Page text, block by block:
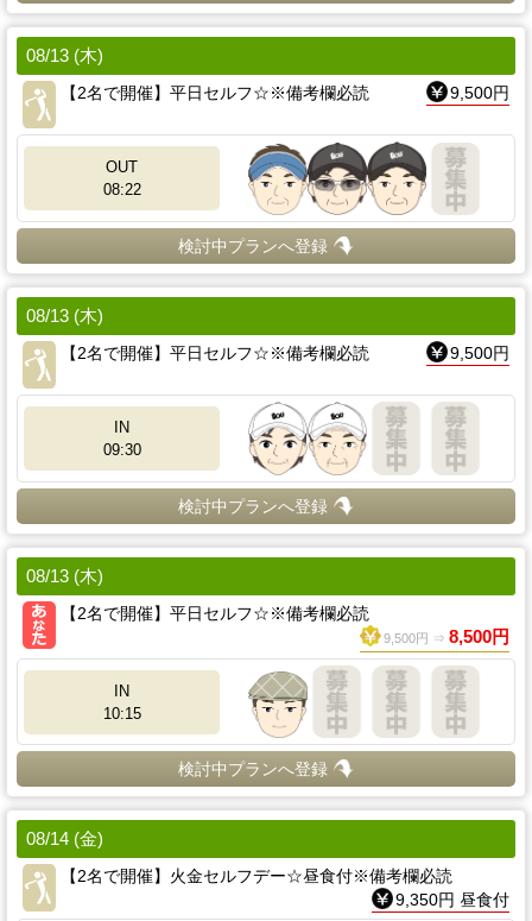
08/13 (木)
【2名で開催】平日セルフ☆※備考欄必読
9,500円
OUT
08:22
検討中プランへ登録
08/13 (木)
【2名で開催】平日セルフ☆※備考欄必読
9,500円
IN
09:30
検討中プランへ登録
08/13 (木)
【2名で開催】平日セルフ☆※備考欄必読
9,500円 ⇒ 8,500円
IN
10:15
検討中プランへ登録
08/14 (金)
【2名で開催】火金セルフデー☆昼食付※備考欄必読
9,350円 昼食付